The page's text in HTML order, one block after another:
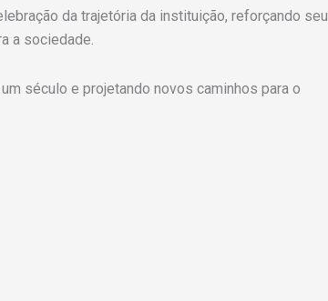
da trajetória da instituição, reforçando seu
a sociedade.
século e projetando novos caminhos para o